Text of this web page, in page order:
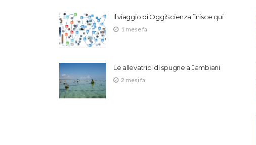
Il viaggio di OggiScienza finisce qui
1 mese fa
Le allevatrici di spugne a Jambiani
2 mesi fa